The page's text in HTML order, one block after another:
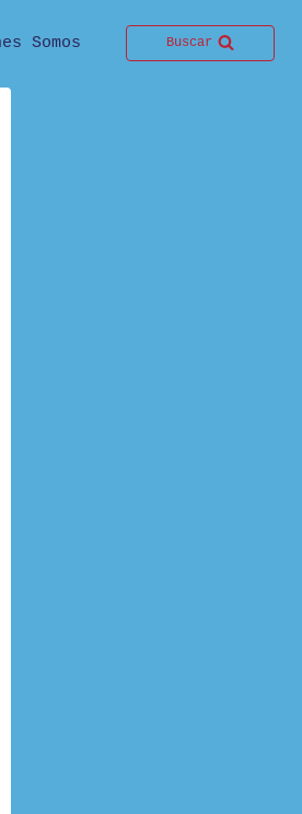
Somos Buscar